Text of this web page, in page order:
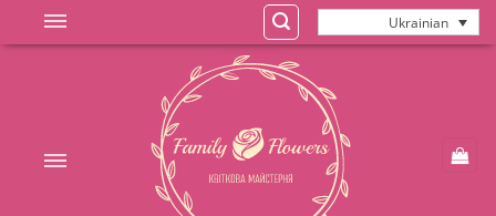
to
Ukrainian